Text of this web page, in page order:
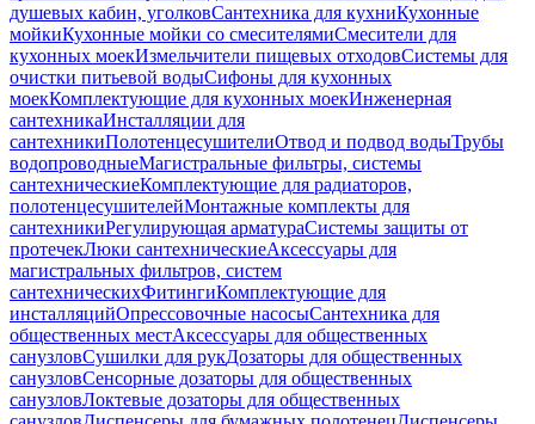
душевых кабин, уголковСантехника для кухниКухонные
мойкиКухонные мойки со смесителямиСмесители для
кухонных моекИзмельчители пищевых отходовСистемы для
очистки питьевой водыСифоны для кухонных
моекКомплектующие для кухонных моекИнженерная
сантехникаИнсталляции для
сантехникиПолотенцесушителиОтвод и подвод водыТрубы
водопроводныеМагистральные фильтры, системы
сантехническиеКомплектующие для радиаторов,
полотенцесушителейМонтажные комплекты для
сантехникиРегулирующая арматураСистемы защиты от
протечекЛюки сантехническиеАксессуары для
магистральных фильтров, систем
сантехническихФитингиКомплектующие для
инсталляцийОпрессовочные насосыСантехника для
общественных местАксессуары для общественных
санузловСушилки для рукДозаторы для общественных
санузловСенсорные дозаторы для общественных
санузловЛоктевые дозаторы для общественных